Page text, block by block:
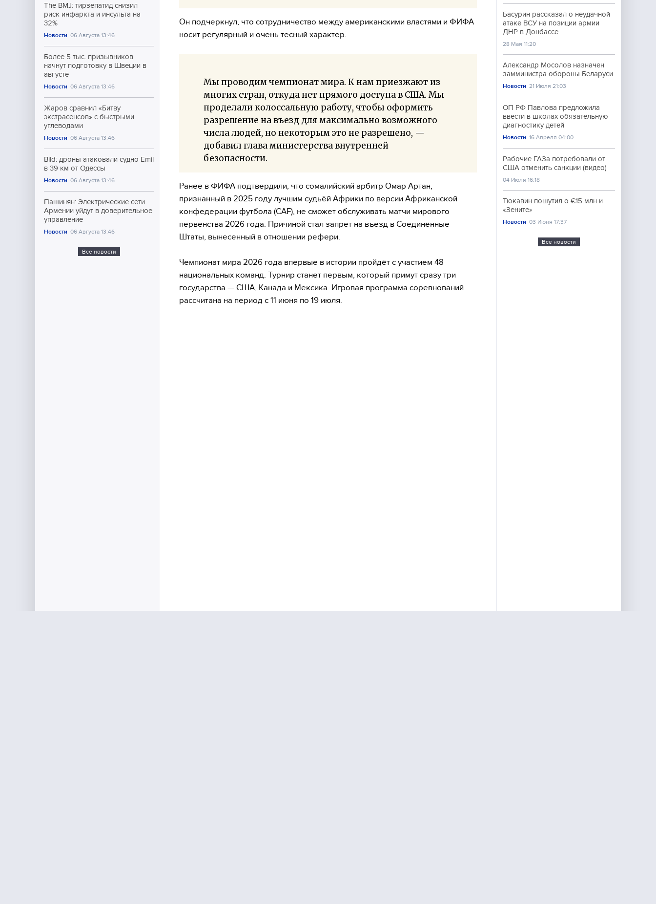
The BMJ: тирзепатид снизил
риск инфаркта и инсульта на
32%
Новости 06 Августа 13:46
Более 5 тыс. призывников
начнут подготовку в Швеции в
августе
Новости 06 Августа 13:46
Жаров сравнил «Битву
экстрасенсов» с быстрыми
углеводами
Новости 06 Августа 13:46
Bild: дроны атаковали судно Emil
в 39 км от Одессы
Новости 06 Августа 13:46
Пашинян: Электрические сети
Армении уйдут в доверительное
управление
Новости 06 Августа 13:46
Все новости
Он подчеркнул, что сотрудничество между американскими властями и ФИФА
носит регулярный и очень тесный характер.
Мы проводим чемпионат мира. К нам приезжают из
многих стран, откуда нет прямого доступа в США. Мы
проделали колоссальную работу, чтобы оформить
разрешение на въезд для максимально возможного
числа людей, но некоторым это не разрешено, —
добавил глава министерства внутренней
безопасности.
Ранее в ФИФА подтвердили, что сомалийский арбитр Омар Артан,
признанный в 2025 году лучшим судьёй Африки по версии Африканской
конфедерации футбола (CAF), не сможет обслуживать матчи мирового
первенства 2026 года. Причиной стал запрет на въезд в Соединённые
Штаты, вынесенный в отношении рефери.
Чемпионат мира 2026 года впервые в истории пройдёт с участием 48
национальных команд. Турнир станет первым, который примут сразу три
государства — США, Канада и Мексика. Игровая программа соревнований
рассчитана на период с 11 июня по 19 июля.
Басурин рассказал о неудачной
атаке ВСУ на позиции армии
ДНР в Донбассе
28 Мая 11:20
Александр Мосолов назначен
замминистра обороны Беларуси
Новости 21 Июля 21:03
ОП РФ Павлова предложила
ввести в школах обязательную
диагностику детей
Новости 16 Апреля 04:00
Рабочие ГАЗа потребовали от
США отменить санкции (видео)
04 Июля 16:18
Тюкавин пошутил о €15 млн и
«Зените»
Новости 03 Июня 17:37
Все новости